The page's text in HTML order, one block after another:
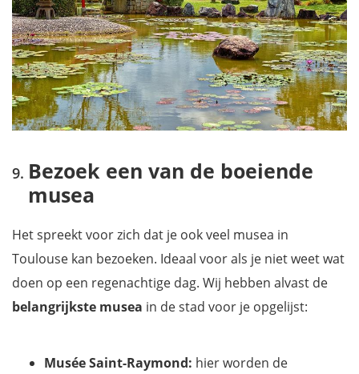
Bezoek een van de boeiende
musea
Het spreekt voor zich dat je ook veel musea in
Toulouse kan bezoeken. Ideaal voor als je niet weet wat
doen op een regenachtige dag. Wij hebben alvast de
belangrijkste musea in de stad voor je opgelijst:
Musée Saint-Raymond: hier worden de